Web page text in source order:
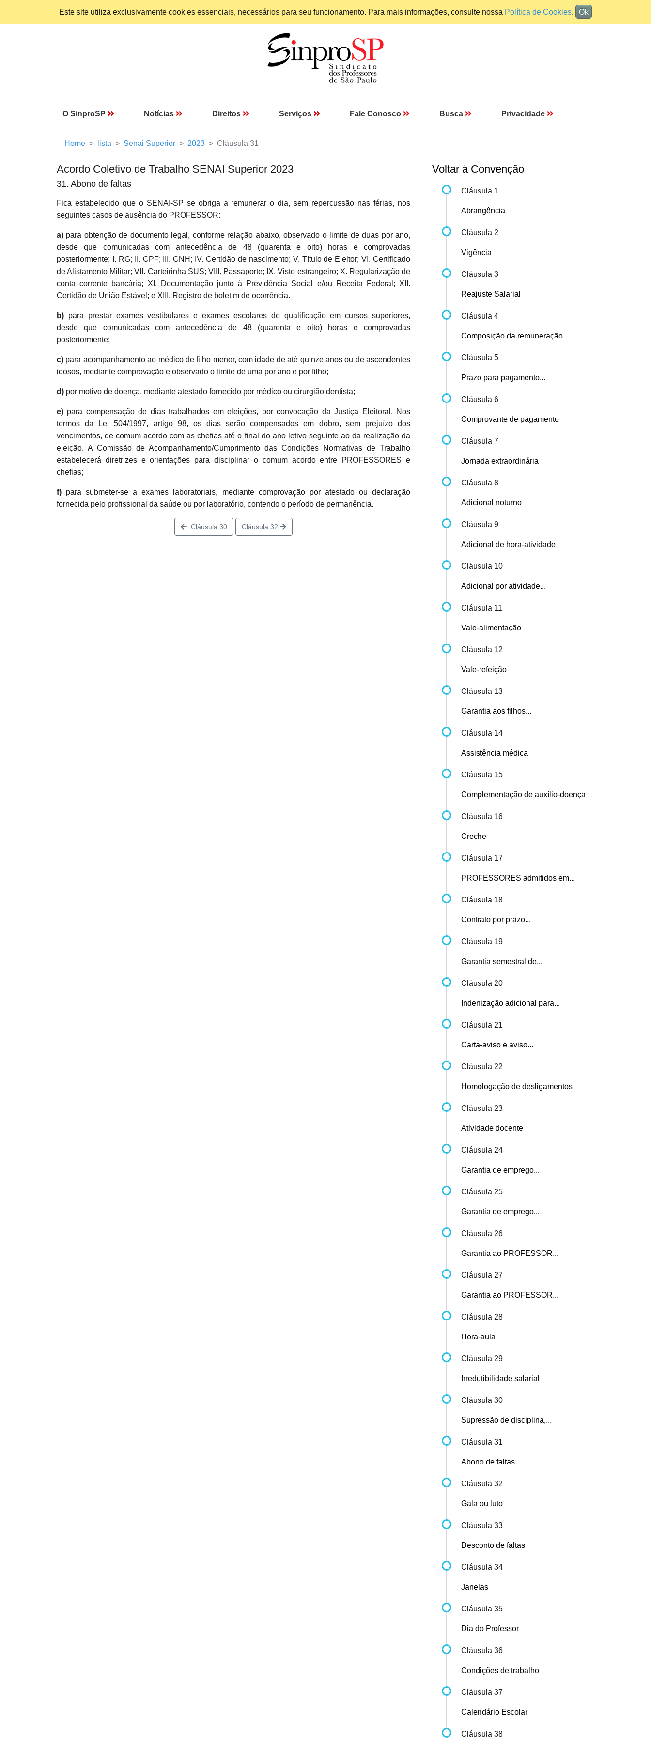
Este site utiliza exclusivamente cookies essenciais, necessários para seu funcionamento. Para mais informações, consulte nossa Política de Cookies. Ok
O SinproSP Notícias Direitos Serviços Fale Conosco Busca Privacidade
Home lista Senai Superior 2023 Cláusula 31
Acordo Coletivo de Trabalho SENAI Superior 2023
31. Abono de faltas
Fica estabelecido que o SENAI-SP se obriga a remunerar o dia, sem repercussão nas férias, nos
seguintes casos de ausência do PROFESSOR:
a) para obtenção de documento legal, conforme relação abaixo, observado o limite de duas por ano,
desde que comunicadas com antecedência de 48 (quarenta e oito) horas e comprovadas
posteriormente: I. RG; II. CPF; III. CNH; IV. Certidão de nascimento; V. Título de Eleitor; VI. Certificado
de Alistamento Militar; VII. Carteirinha SUS; VIII. Passaporte; IX. Visto estrangeiro; X. Regularização de
conta corrente bancária; XI. Documentação junto à Previdência Social e/ou Receita Federal; XII.
Certidão de União Estável; e XIII. Registro de boletim de ocorrência.
b) para prestar exames vestibulares e exames escolares de qualificação em cursos superiores,
desde que comunicadas com antecedência de 48 (quarenta e oito) horas e comprovadas
posteriormente;
c) para acompanhamento ao médico de filho menor, com idade de até quinze anos ou de ascendentes
idosos, mediante comprovação e observado o limite de uma por ano e por filho;
d) por motivo de doença, mediante atestado fornecido por médico ou cirurgião dentista;
e) para compensação de dias trabalhados em eleições, por convocação da Justiça Eleitoral. Nos
termos da Lei 504/1997, artigo 98, os dias serão compensados em dobro, sem prejuízo dos
vencimentos, de comum acordo com as chefias até o final do ano letivo seguinte ao da realização da
eleição. A Comissão de Acompanhamento/Cumprimento das Condições Normativas de Trabalho
estabelecerá diretrizes e orientações para disciplinar o comum acordo entre PROFESSORES e
chefias;
f) para submeter-se a exames laboratoriais, mediante comprovação por atestado ou declaração
fornecida pelo profissional da saúde ou por laboratório, contendo o período de permanência.
Cláusula 30 Cláusula 32
Voltar à Convenção
Cláusula 1
Abrangência
Cláusula 2
Vigência
Cláusula 3
Reajuste Salarial
Cláusula 4
Composição da remuneração...
Cláusula 5
Prazo para pagamento...
Cláusula 6
Comprovante de pagamento
Cláusula 7
Jornada extraordinária
Cláusula 8
Adicional noturno
Cláusula 9
Adicional de hora-atividade
Cláusula 10
Adicional por atividade...
Cláusula 11
Vale-alimentação
Cláusula 12
Vale-refeição
Cláusula 13
Garantia aos filhos...
Cláusula 14
Assistência médica
Cláusula 15
Complementação de auxílio-doença
Cláusula 16
Creche
Cláusula 17
PROFESSORES admitidos em...
Cláusula 18
Contrato por prazo...
Cláusula 19
Garantia semestral de...
Cláusula 20
Indenização adicional para...
Cláusula 21
Carta-aviso e aviso...
Cláusula 22
Homologação de desligamentos
Cláusula 23
Atividade docente
Cláusula 24
Garantia de emprego...
Cláusula 25
Garantia de emprego...
Cláusula 26
Garantia ao PROFESSOR...
Cláusula 27
Garantia ao PROFESSOR...
Cláusula 28
Hora-aula
Cláusula 29
Irredutibilidade salarial
Cláusula 30
Supressão de disciplina,...
Cláusula 31
Abono de faltas
Cláusula 32
Gala ou luto
Cláusula 33
Desconto de faltas
Cláusula 34
Janelas
Cláusula 35
Dia do Professor
Cláusula 36
Condições de trabalho
Cláusula 37
Calendário Escolar
Cláusula 38